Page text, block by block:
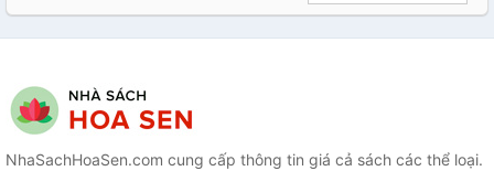
NhaSachHoaSen.com cung cấp thông tin giá cả sách các thể loại.